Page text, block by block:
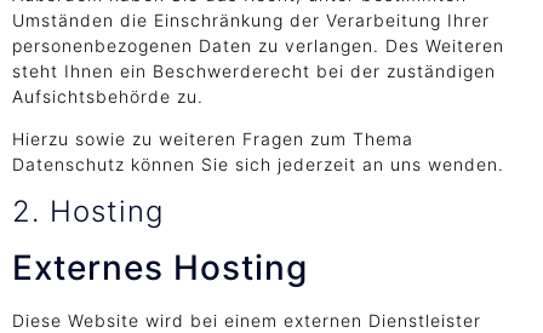
Umständen die Einschränkung der Verarbeitung Ihrer
personenbezogenen Daten zu verlangen. Des Weiteren
steht Ihnen ein Beschwerderecht bei der zuständigen
Aufsichtsbehörde zu.
Hierzu sowie zu weiteren Fragen zum Thema
Datenschutz können Sie sich jederzeit an uns wenden.
2. Hosting
Externes Hosting
Diese Website wird bei einem externen Dienstleister